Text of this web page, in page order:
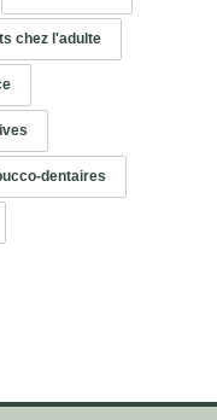
chez l'adulte
dentaires